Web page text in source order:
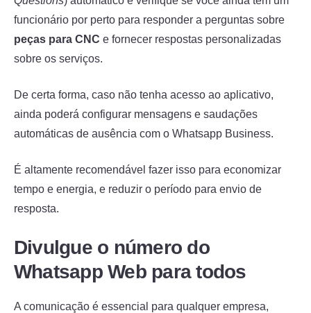
funcionário por perto para responder a perguntas sobre
peças para CNC e fornecer respostas personalizadas
sobre os serviços.
De certa forma, caso não tenha acesso ao aplicativo,
ainda poderá configurar mensagens e saudações
automáticas de ausência com o Whatsapp Business.
É altamente recomendável fazer isso para economizar
tempo e energia, e reduzir o período para envio de
resposta.
Divulgue o número do
Whatsapp Web para todos
A comunicação é essencial para qualquer empresa,